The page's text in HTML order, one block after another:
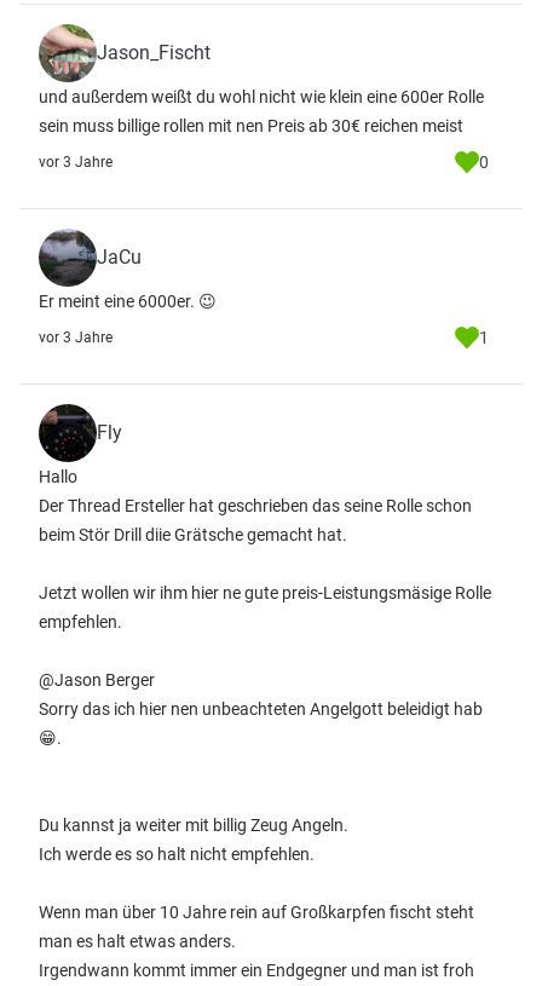
Jason_Fischt
und außerdem weißt du wohl nicht wie klein eine 600er Rolle
sein muss billige rollen mit nen Preis ab 30€ reichen meist
vor 3 Jahre 0
JaCu
Er meint eine 6000er. 😉
vor 3 Jahre 1
Fly
Hallo
Der Thread Ersteller hat geschrieben das seine Rolle schon
beim Stör Drill diie Grätsche gemacht hat.
Jetzt wollen wir ihm hier ne gute preis-Leistungsmäsige Rolle
empfehlen.
@Jason Berger
Sorry das ich hier nen unbeachteten Angelgott beleidigt hab
😁.
Du kannst ja weiter mit billig Zeug Angeln.
Ich werde es so halt nicht empfehlen.
Wenn man über 10 Jahre rein auf Großkarpfen fischt steht
man es halt etwas anders.
Irgendwann kommt immer ein Endgegner und man ist froh